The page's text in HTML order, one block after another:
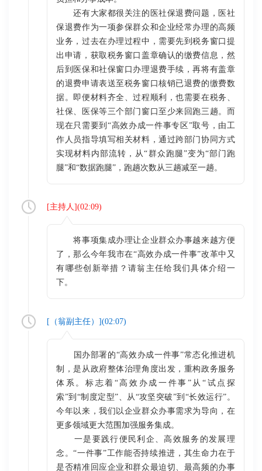
还有大家都很关注的医社保退费问题，医社
保退费作为一项参保群众和企业经常办理的高频
业务，过去在办理过程中，需要先到税务窗口提
出申请，获取税务窗口盖章确认的缴费信息，然
后到医保和社保窗口办理退费手续，再将有盖章
的退费申请表送至税务窗口核销已退费的缴费数
据。即便材料齐全、过程顺利，也需要在税务、
社保、医保等三个部门窗口至少来回跑三趟。而
现在只需要到“高效办成一件事专区”取号，由工
作人员指导填写相关材料，通过跨部门协同方式
实现材料内部流转，从“群众跑腿”变为“部门跑
腿”和“数据跑腿”，跑趟次数从三趟减至一趟。
[主持人](02:09)
将事项集成办理让企业群众办事越来越方便
了，那么今年我市在“高效办成一件事”改革中又
有哪些创新举措？请翁主任给我们具体介绍一
下。
[（翁副主任）](02:07)
国办部署的“高效办成一件事”常态化推进机
制，是从政府整体治理角度出发，重构政务服务
体系。标志着“高效办成一件事”从“试点探
索”到“制度定型”、从“攻坚突破”到“长效运行”。
今年以来，我们以企业群众办事需求为导向，在
更多领域更大范围加强服务集成。
一是要践行便民利企、高效服务的发展理
念。“一件事”工作能否持续推进，其生命力在于
是否精准回应企业和群众最迫切、最高频的办事